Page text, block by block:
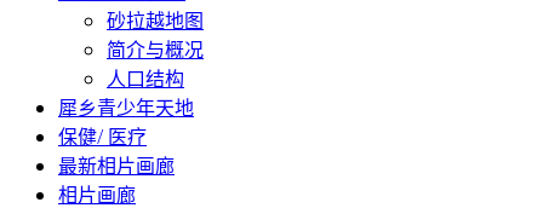
砂拉越地图
简介与概况
人口结构
犀乡青少年天地
保健/ 医疗
最新相片画廊
相片画廊